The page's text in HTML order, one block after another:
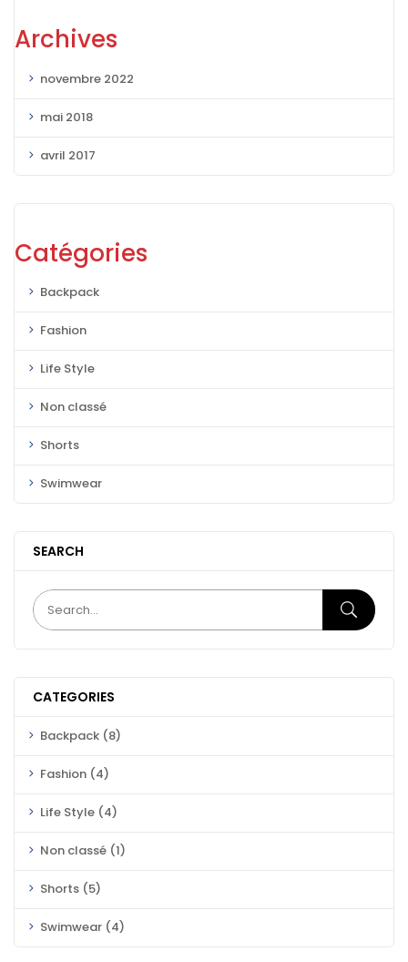
Archives
novembre 2022
mai 2018
avril 2017
Catégories
Backpack
Fashion
Life Style
Non classé
Shorts
Swimwear
SEARCH
CATEGORIES
Backpack (8)
Fashion (4)
Life Style (4)
Non classé (1)
Shorts (5)
Swimwear (4)